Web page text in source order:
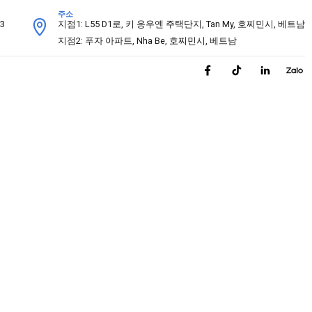
주소
지점1: L55 D1로, 키 응우옌 주택단지, Tan My, 호찌민시, 베트남
지점2: 푸자 아파트, Nha Be, 호찌민시, 베트남